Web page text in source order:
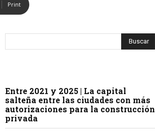
Print
Entre 2021 y 2025 | La capital
salteña entre las ciudades con más
autorizaciones para la construcción
privada